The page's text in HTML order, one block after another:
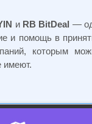
и RB BitDeal —
и помощь в
которым
имеют.